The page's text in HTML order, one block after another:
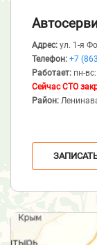
Адрес: ул. 1-я
Телефон: +7
Работает: пн-
Сейчас СТО
Район: